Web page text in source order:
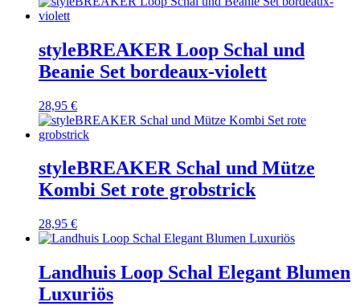
styleBREAKER Loop Schal und
Beanie Set bordeaux-violett
28,95 €
styleBREAKER Schal und Mütze
Kombi Set rote grobstrick
28,95 €
Landhuis Loop Schal Elegant Blumen
Luxuriös